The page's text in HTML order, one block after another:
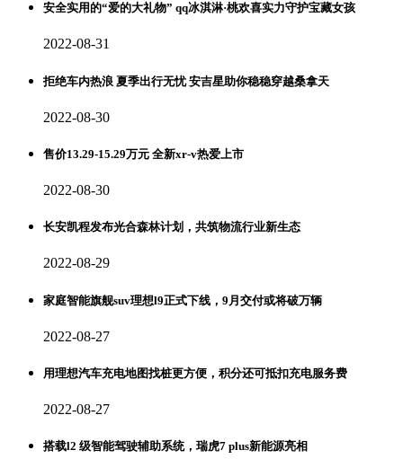
安全实用的“爱的大礼物” qq冰淇淋·桃欢喜实力守护宝藏女孩
2022-08-31
拒绝车内热浪 夏季出行无忧 安吉星助你稳稳穿越桑拿天
2022-08-30
售价13.29-15.29万元 全新xr-v热爱上市
2022-08-30
长安凯程发布光合森林计划，共筑物流行业新生态
2022-08-29
家庭智能旗舰suv理想l9正式下线，9月交付或将破万辆
2022-08-27
用理想汽车充电地图找桩更方便，积分还可抵扣充电服务费
2022-08-27
搭载l2 级智能驾驶辅助系统，瑞虎7 plus新能源亮相